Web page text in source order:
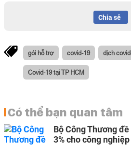
Chia sẻ
gói hỗ trợ covid-19 dịch
Covid-19 tại TP HCM
Có thể bạn quan tâm
Bộ Công Thương
3% cho công